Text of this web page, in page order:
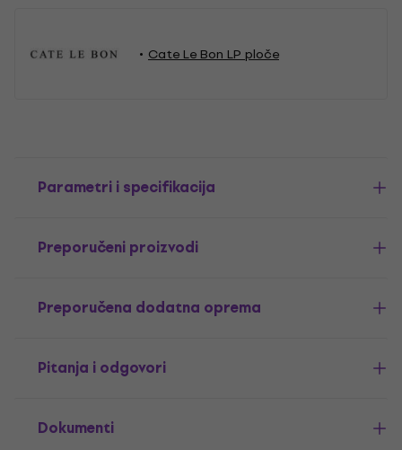
Cate Le Bon LP ploče
Parametri i specifikacija
Preporučeni proizvodi
Preporučena dodatna oprema
Pitanja i odgovori
Dokumenti